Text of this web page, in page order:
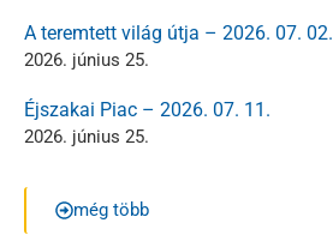
A teremtett világ útja – 2026. 07. 02.
2026. június 25.
Éjszakai Piac – 2026. 07. 11.
2026. június 25.
még több